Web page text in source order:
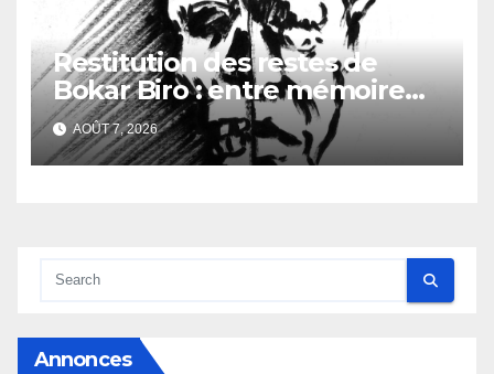
Restitution des restes de
Bokar Biro : entre mémoire
familiale et regard
anthropologique
AOÛT 7, 2026
Annonces